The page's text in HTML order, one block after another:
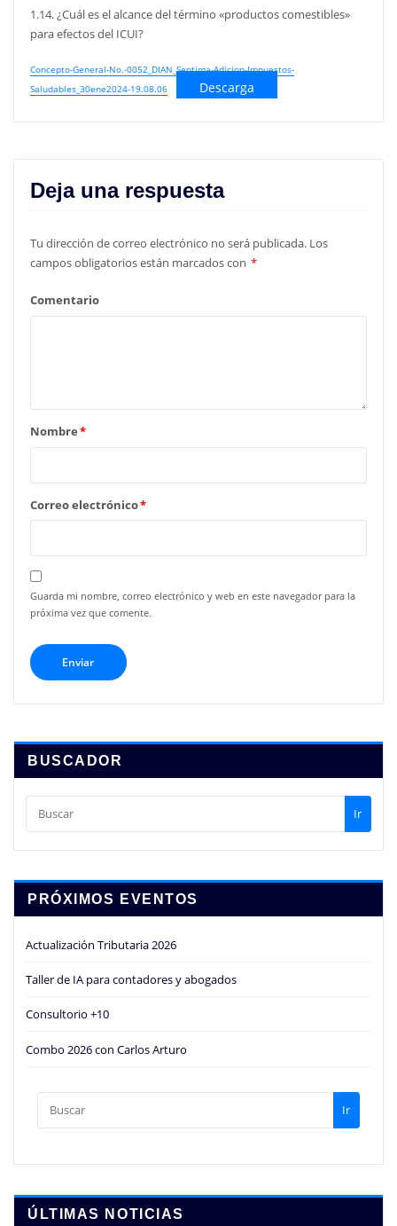
1.14. ¿Cuál es el alcance del término «productos comestibles»
para efectos del ICUI?
Concepto-General-No.-0052_DIAN_Septima-Adicion-Impuestos-
Saludables_30ene2024-19.08.06
Descarga
Deja una respuesta
Tu dirección de correo electrónico no será publicada. Los
campos obligatorios están marcados con *
Comentario
Nombre*
Correo electrónico*
Guarda mi nombre, correo electrónico y web en este navegador para la
próxima vez que comente.
BUSCADOR
Ir
PRÓXIMOS EVENTOS
Actualización Tributaria 2026
Taller de IA para contadores y abogados
Consultorio +10
Combo 2026 con Carlos Arturo
Ir
ÚLTIMAS NOTICIAS